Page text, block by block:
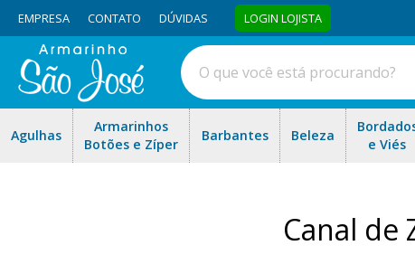
EMPRESA CONTATO DÚVIDAS LOGIN LOJISTA
Agulhas
Armarinhos
Botões e Zíper
Barbantes Beleza
e Viés
Canal de